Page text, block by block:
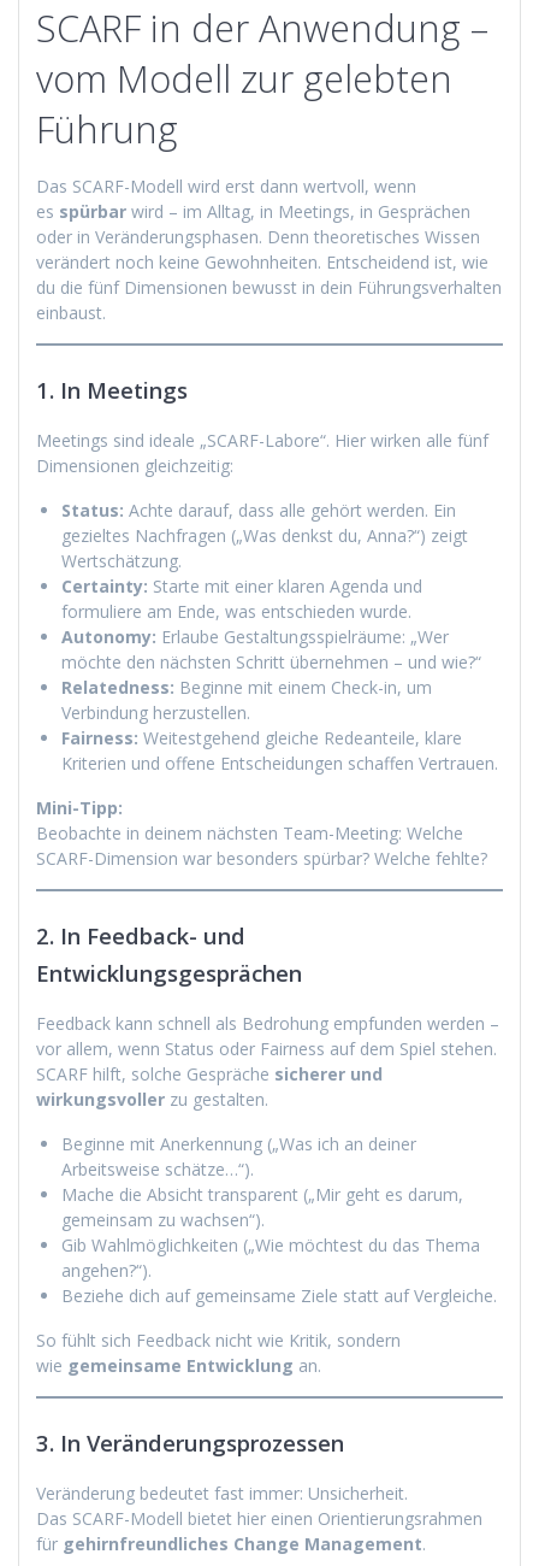
SCARF in der Anwendung –
vom Modell zur gelebten
Führung
Das SCARF-Modell wird erst dann wertvoll, wenn
es spürbar wird – im Alltag, in Meetings, in Gesprächen
oder in Veränderungsphasen. Denn theoretisches Wissen
verändert noch keine Gewohnheiten. Entscheidend ist, wie
du die fünf Dimensionen bewusst in dein Führungsverhalten
einbaust.
1. In Meetings
Meetings sind ideale „SCARF-Labore“. Hier wirken alle fünf
Dimensionen gleichzeitig:
Status: Achte darauf, dass alle gehört werden. Ein
gezieltes Nachfragen („Was denkst du, Anna?“) zeigt
Wertschätzung.
Certainty: Starte mit einer klaren Agenda und
formuliere am Ende, was entschieden wurde.
Autonomy: Erlaube Gestaltungsspielräume: „Wer
möchte den nächsten Schritt übernehmen – und wie?“
Relatedness: Beginne mit einem Check-in, um
Verbindung herzustellen.
Fairness: Weitestgehend gleiche Redeanteile, klare
Kriterien und offene Entscheidungen schaffen Vertrauen.
Mini-Tipp:
Beobachte in deinem nächsten Team-Meeting: Welche
SCARF-Dimension war besonders spürbar? Welche fehlte?
2. In Feedback- und
Entwicklungsgesprächen
Feedback kann schnell als Bedrohung empfunden werden –
vor allem, wenn Status oder Fairness auf dem Spiel stehen.
SCARF hilft, solche Gespräche sicherer und
wirkungsvoller zu gestalten.
Beginne mit Anerkennung („Was ich an deiner
Arbeitsweise schätze…“).
Mache die Absicht transparent („Mir geht es darum,
gemeinsam zu wachsen“).
Gib Wahlmöglichkeiten („Wie möchtest du das Thema
angehen?“).
Beziehe dich auf gemeinsame Ziele statt auf Vergleiche.
So fühlt sich Feedback nicht wie Kritik, sondern
wie gemeinsame Entwicklung an.
3. In Veränderungsprozessen
Veränderung bedeutet fast immer: Unsicherheit.
Das SCARF-Modell bietet hier einen Orientierungsrahmen
für gehirnfreundliches Change Management.